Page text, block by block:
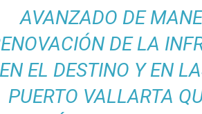
Colectivos Piden A Lemus
Caída De “El Mencho”
Mercado Vallarta Incluye
Morenistas Imparten Taller
CEDHJ Señala Violaciones
AVANZADO DE
DE LA
EN EL DESTINO Y EN
PUERTO VALLARTA